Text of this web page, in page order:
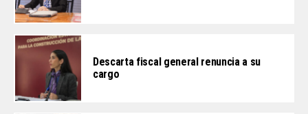
Descarta fiscal general renuncia a su
cargo